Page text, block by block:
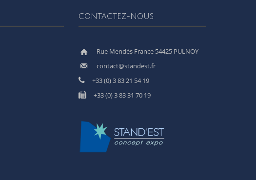
CONTACTEZ-NOUS
Rue Mendès France 54425 PULNOY
contact@standest.fr
+33 (0) 3 83 21 54 19
+33 (0) 3 83 31 70 19